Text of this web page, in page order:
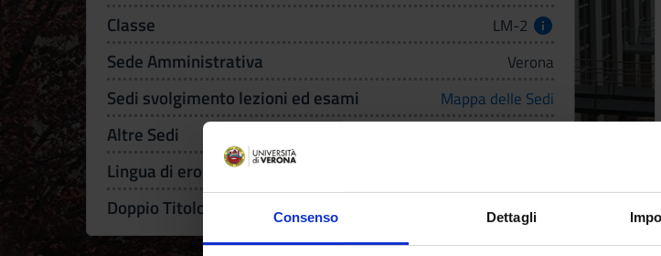
Consenso Dettagli
Classe LM-2
Sede Amministrativa Verona
Sedi svolgimento lezioni ed esami Mappa delle Sedi
Altre Sedi
Lingua di erogazione
Doppio Titolo Université de Toulouse II - Le Mirail